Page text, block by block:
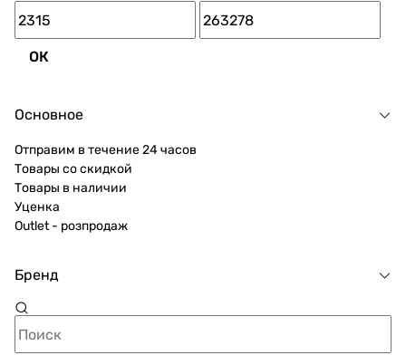
ОК
Основное
Отправим в течение 24 часов
Товары со скидкой
Товары в наличии
Уценка
Outlet - розпродаж
Бренд